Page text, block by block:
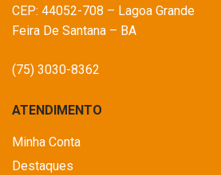
CEP: 44052-708 – Lagoa Grande
Feira De Santana – BA
(75) 3030-8362
ATENDIMENTO
Minha Conta
Destaques